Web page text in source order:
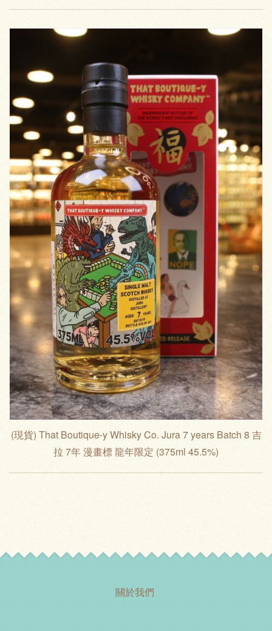
(現貨) That Boutique-y Whisky Co. Jura 7 years Batch 8 吉
拉 7年 漫畫標 龍年限定 (375ml 45.5%)
關於我們